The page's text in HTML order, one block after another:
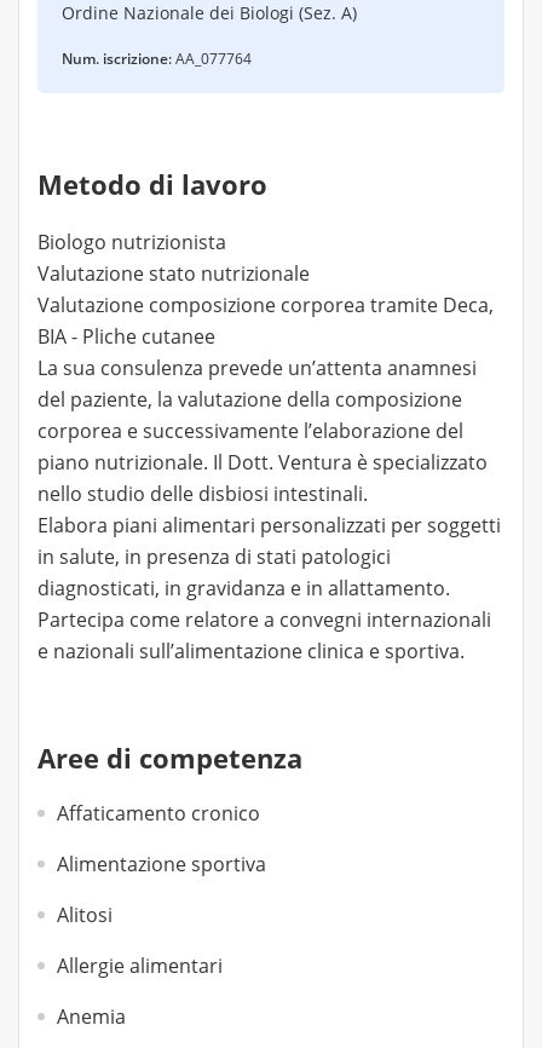
Ordine Nazionale dei Biologi (Sez. A)
Num. iscrizione:AA_077764
Metodo di lavoro
Biologo nutrizionista
Valutazione stato nutrizionale
Valutazione composizione corporea tramite Deca,
BIA - Pliche cutanee
La sua consulenza prevede un’attenta anamnesi
del paziente, la valutazione della composizione
corporea e successivamente l’elaborazione del
piano nutrizionale. Il Dott. Ventura è specializzato
nello studio delle disbiosi intestinali.
Elabora piani alimentari personalizzati per soggetti
in salute, in presenza di stati patologici
diagnosticati, in gravidanza e in allattamento.
Partecipa come relatore a convegni internazionali
e nazionali sull’alimentazione clinica e sportiva.
Aree di competenza
Affaticamento cronico
Alimentazione sportiva
Alitosi
Allergie alimentari
Anemia